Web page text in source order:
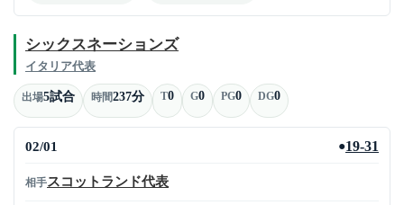
シックスネーションズ
イタリア代表
出場5試合 時間237分 T0 G0 PG0 DG0
02/01 ●19-31
相手スコットランド代表